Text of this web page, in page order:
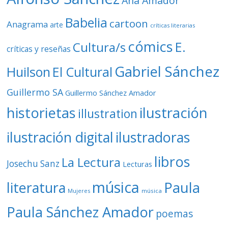
Anagrama arte Babelia cartoon críticas literarias
críticas y reseñas Cultura/s cómics E.
Huilson El Cultural Gabriel Sánchez
Guillermo SA Guillermo Sánchez Amador
historietas illustration ilustración
ilustración digital ilustradoras
Josechu Sanz La Lectura Lecturas libros
literatura Mujeres música música Paula
Paula Sánchez Amador poemas